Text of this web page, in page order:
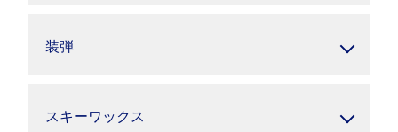
装弾
スキーワックス